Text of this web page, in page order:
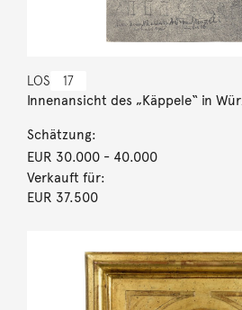
LOS 17
Innenansicht des „Käppele“ in
Schätzung:
EUR 30.000- 40.000
Verkauft für:
EUR 37.500